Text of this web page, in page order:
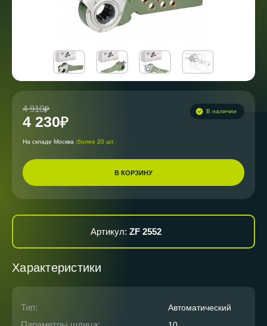
4 910
4 230
В наличии
На складе Москва :более 20 шт.
В КОРЗИНУ
Артикул:ZF 2552
Характеристики
Тип: Автоматический